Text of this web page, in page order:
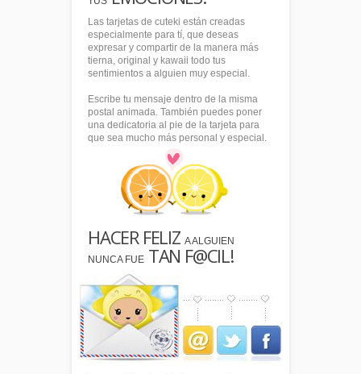
Las tarjetas de cuteki están creadas
especialmente para tí, que deseas
expresar y compartir de la manera más
tierna, original y kawaii todo tus
sentimientos a alguien muy especial.
Escribe tu mensaje dentro de la misma
postal animada. También puedes poner
una dedicatoria al pie de la tarjeta para
que sea mucho más personal y especial.
HACER FELIZ A ALGUIEN
NUNCA FUE TAN F@CIL!